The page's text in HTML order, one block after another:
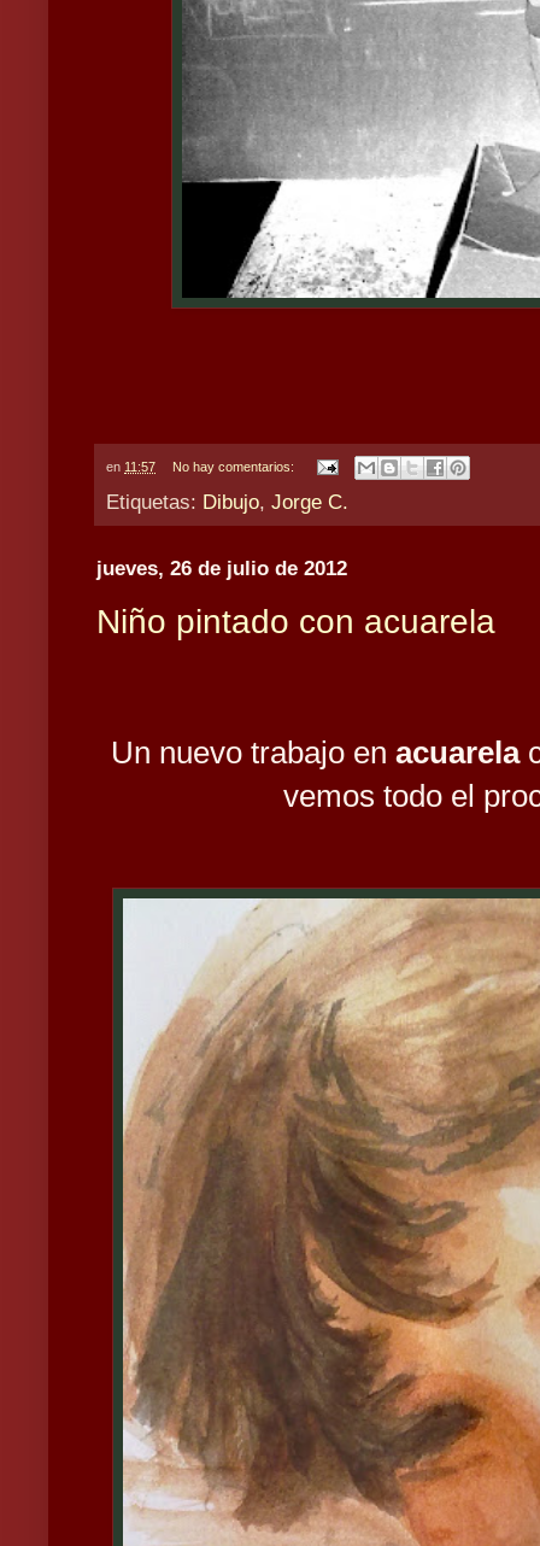
en 11:57 No hay comentarios:
Etiquetas: Dibujo, Jorge C.
jueves, 26 de julio de 2012
Niño pintado con acuarela
Un nuevo trabajo en acuarela
vemos todo el